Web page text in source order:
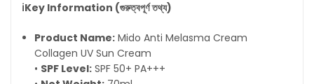
ℹKey Information (গুরুত্বপূর্ণ তথ্য)
Product Name: Mido Anti Melasma Cream
Collagen UV Sun Cream
• SPF Level: SPF 50+ PA+++